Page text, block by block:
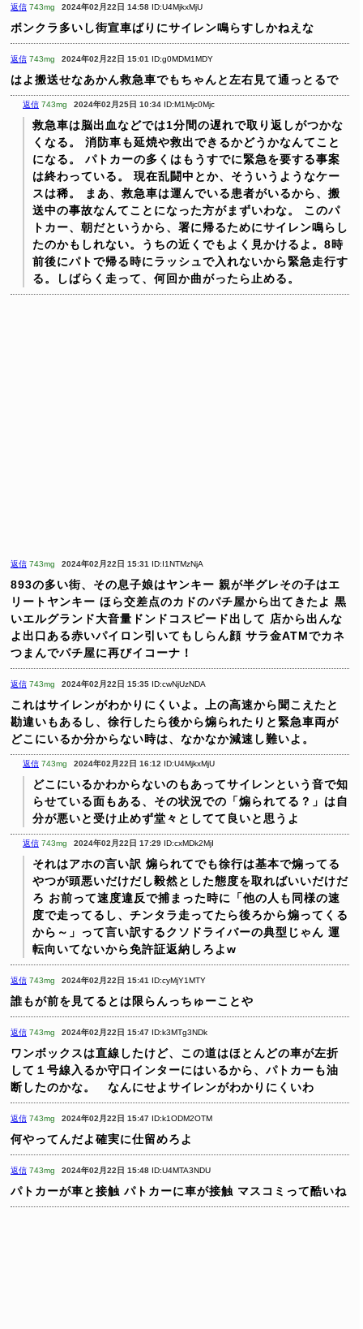
返信 743mg 2024年02月22日 14:58 ID:U4MjkxMjU
ボンクラ多いし街宣車ばりにサイレン鳴らすしかねえな
返信 743mg 2024年02月22日 15:01 ID:g0MDM1MDY
はよ搬送せなあかん救急車でもちゃんと左右見て通っとるで
返信 743mg 2024年02月25日 10:34 ID:M1Mjc0Mjc
救急車は脳出血などでは1分間の遅れで取り返しがつかな
くなる。
消防車も延焼や救出できるかどうかなんてこと
になる。
パトカーの多くはもうすでに緊急を要する事案
は終わっている。
現在乱闘中とか、そういうようなケー
スは稀。
まあ、救急車は運んでいる患者がいるから、搬
送中の事故なんてことになった方がまずいわな。
このパ
トカー、朝だというから、署に帰るためにサイレン鳴らし
たのかもしれない。うちの近くでもよく見かけるよ。8時
前後にパトで帰る時にラッシュで入れないから緊急走行す
る。しばらく走って、何回か曲がったら止める。
返信 743mg 2024年02月22日 15:31 ID:I1NTMzNjA
893の多い街、その息子娘はヤンキー 親が半グレその子はエ
リートヤンキー ほら交差点のカドのパチ屋から出てきたよ 黒
いエルグランド大音量ドンドコスピード出して 店から出んな
よ出口ある赤いパイロン引いてもしらん顔 サラ金ATMでカネ
つまんでパチ屋に再びイコーナ！
返信 743mg 2024年02月22日 15:35 ID:cwNjUzNDA
これはサイレンがわかりにくいよ。上の高速から聞こえたと
勘違いもあるし、徐行したら後から煽られたりと緊急車両が
どこにいるか分からない時は、なかなか減速し難いよ。
返信 743mg 2024年02月22日 16:12 ID:U4MjkxMjU
どこにいるかわからないのもあってサイレンという音で知
らせている面もある、その状況での「煽られてる？」は自
分が悪いと受け止めず堂々としてて良いと思うよ
返信 743mg 2024年02月22日 17:29 ID:cxMDk2MjI
それはアホの言い訳 煽られてでも徐行は基本で煽ってる
やつが頭悪いだけだし毅然とした態度を取ればいいだけだ
ろ お前って速度違反で捕まった時に「他の人も同様の速
度で走ってるし、チンタラ走ってたら後ろから煽ってくる
から～」って言い訳するクソドライバーの典型じゃん 運
転向いてないから免許証返納しろよw
返信 743mg 2024年02月22日 15:41 ID:cyMjY1MTY
誰もが前を見てるとは限らんっちゅーことや
返信 743mg 2024年02月22日 15:47 ID:k3MTg3NDk
ワンボックスは直線したけど、この道はほとんどの車が左折
して１号線入るか守口インターにはいるから、パトカーも油
断したのかな。 なんにせよサイレンがわかりにくいわ
返信 743mg 2024年02月22日 15:47 ID:k1ODM2OTM
何やってんだよ確実に仕留めろよ
返信 743mg 2024年02月22日 15:48 ID:U4MTA3NDU
パトカーが車と接触 パトカーに車が接触 マスコミって酷いね